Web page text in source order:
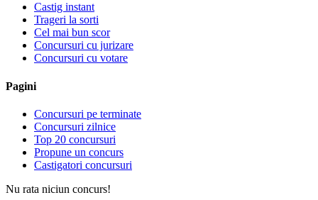
Castig instant
Trageri la sorti
Cel mai bun scor
Concursuri cu jurizare
Concursuri cu votare
Pagini
Concursuri pe terminate
Concursuri zilnice
Top 20 concursuri
Propune un concurs
Castigatori concursuri
Nu rata niciun concurs!